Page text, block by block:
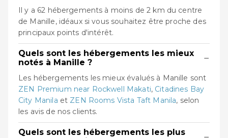
Il y a 62 hébergements à moins de 2 km du centre
de Manille, idéaux si vous souhaitez être proche des
principaux points d'intérêt.
Quels sont les hébergements les mieux
notés à Manille ?
−
Les hébergements les mieux évalués à Manille sont
ZEN Premium near Rockwell Makati, Citadines Bay
City Manila et ZEN Rooms Vista Taft Manila, selon
les avis de nos clients.
Quels sont les hébergements les plus